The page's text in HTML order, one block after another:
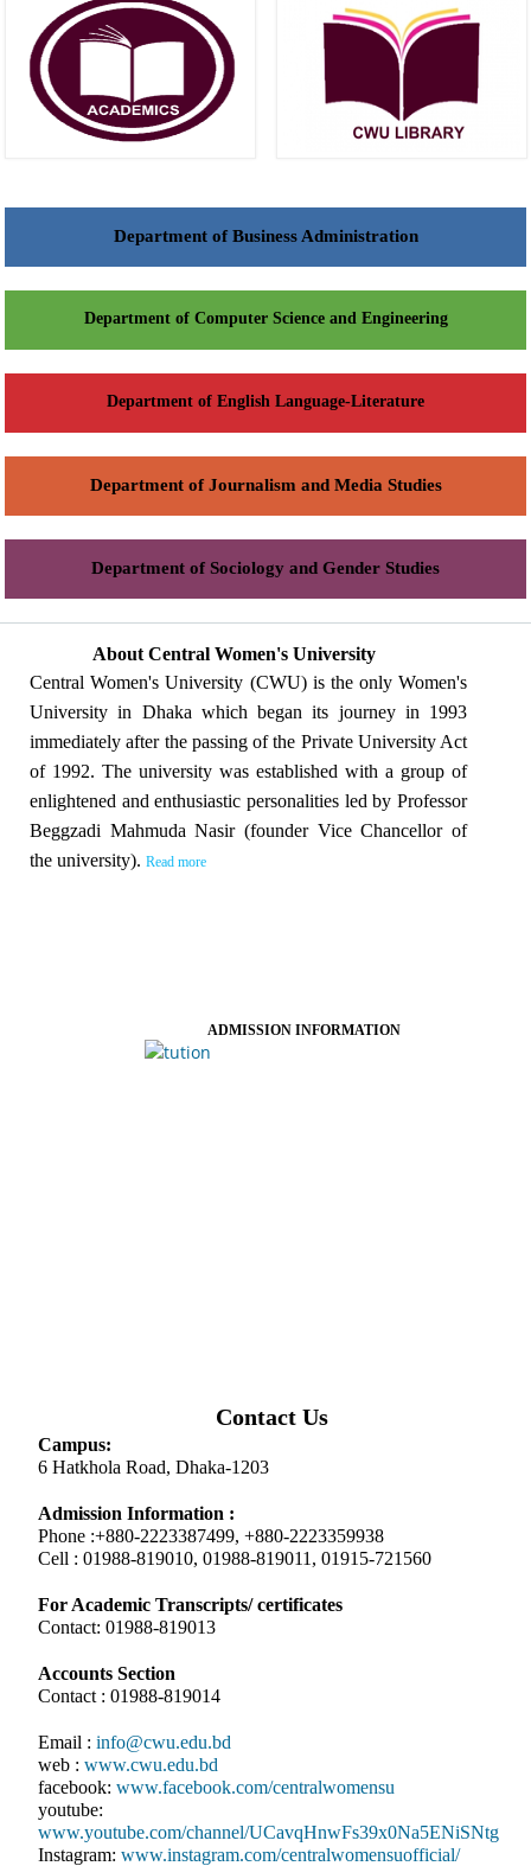
Department of Business Administration
Department of Computer Science and Engineering
Department of English Language-Literature
Department of Journalism and Media Studies
Department of Sociology and Gender Studies
About Central Women's University
Central Women's University (CWU) is the only Women's
University in Dhaka which began its journey in 1993
immediately after the passing of the Private University Act
of 1992. The university was established with a group of
enlightened and enthusiastic personalities led by Professor
Beggzadi Mahmuda Nasir (founder Vice Chancellor of
the university). Read more
ADMISSION INFORMATION
Contact Us
Campus:
6 Hatkhola Road, Dhaka-1203
Admission Information :
Phone :+880-2223387499, +880-2223359938
Cell : 01988-819010, 01988-819011, 01915-721560
For Academic Transcripts/ certificates
Contact: 01988-819013
Accounts Section
Contact : 01988-819014
Email : info@cwu.edu.bd
web : www.cwu.edu.bd
facebook: www.facebook.com/centralwomensu
youtube:
www.youtube.com/channel/UCavqHnwFs39x0Na5ENiSNtg
Instagram: www.instagram.com/centralwomensuofficial/